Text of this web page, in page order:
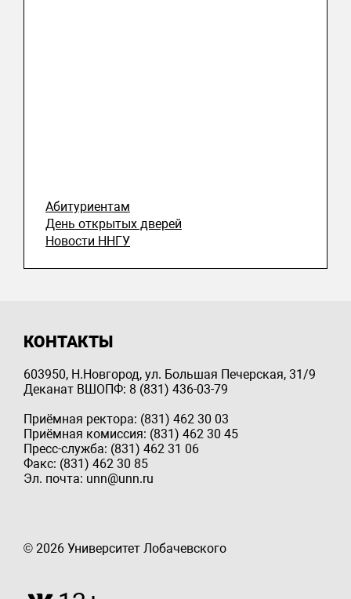
Абитуриентам
День открытых дверей
Новости ННГУ
КОНТАКТЫ
603950, Н.Новгород, ул. Большая Печерская, 31/9
Деканат ВШОПФ: 8 (831) 436-03-79
Приёмная ректора: (831) 462 30 03
Приёмная комиссия: (831) 462 30 45
Пресс-служба: (831) 462 31 06
Факс: (831) 462 30 85
Эл. почта: unn@unn.ru
© 2026 Университет Лобачевского